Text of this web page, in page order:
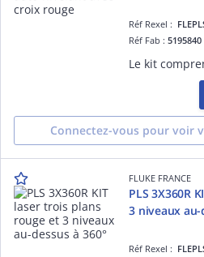
Réf Rexel :
Réf Fab :5195840
Connectez-vous pour voir
FLUKE FRANCE
PLS 3X360R
3 niveaux au-
Réf Rexel :